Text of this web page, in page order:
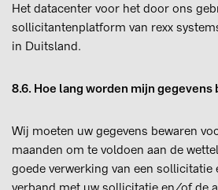
Het datacenter voor het door ons
sollicitantenplatform van rexx
in Duitsland.
8.6. Hoe lang worden mijn gegevens
Wij moeten uw gegevens bewaren
maanden om te voldoen aan de
goede verwerking van een sollicitatie